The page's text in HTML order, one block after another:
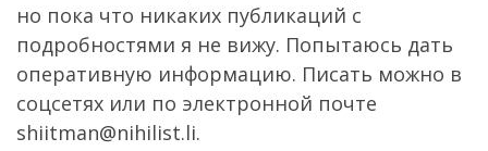
но пока что никаких публикаций с
подробностями я не вижу. Попытаюсь дать
оперативную информацию. Писать можно в
соцсетях или по электронной почте
shiitman@nihilist.li.